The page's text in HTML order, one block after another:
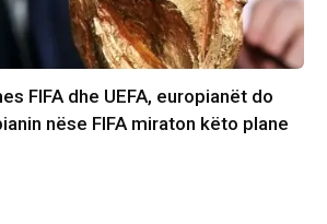
FIFA dhe UEFA, europianët do
nëse FIFA miraton këto plane